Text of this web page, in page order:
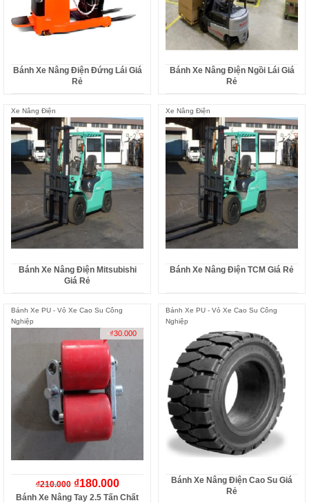
Bánh Xe Nâng Điện Đứng Lái Giá
Rẻ
Bánh Xe Nâng Điện Ngồi Lái Giá
Rẻ
Xe Nâng Điện
Bánh Xe Nâng Điện Mitsubishi
Giá Rẻ
Xe Nâng Điện
Bánh Xe Nâng Điện TCM Giá Rẻ
Bánh Xe PU - Vỏ Xe Cao Su Công
Nghiệp
-₫30.000
₫210.000 ₫180.000
Bánh Xe Nâng Tay 2.5 Tấn Chất
Bánh Xe PU - Vỏ Xe Cao Su Công
Nghiệp
Bánh Xe Nâng Điện Cao Su Giá
Rẻ